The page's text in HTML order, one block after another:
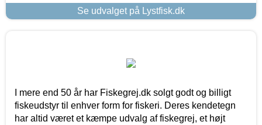
Se udvalget på Lystfisk.dk
I mere end 50 år har Fiskegrej.dk solgt godt og billigt
fiskeudstyr til enhver form for fiskeri. Deres kendetegn
har altid været et kæmpe udvalg af fiskegrej, et højt